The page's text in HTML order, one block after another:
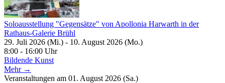
Soloausstellung "Gegensätze" von Apollonia Harwarth in der
Rathaus-Galerie Brühl
29. Juli 2026 (Mi.) - 10. August 2026 (Mo.)
8:00 - 16:00 Uhr
Bildende Kunst
Mehr →
Veranstaltungen am 01. August 2026 (Sa.)